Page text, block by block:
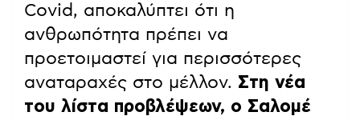
Covid, αποκαλύπτει ότι η
ανθρωπότητα πρέπει να
προετοιμαστεί για περισσότερες
αναταραχές στο μέλλον. Στη νέα
του λίστα προβλέψεων, ο Σαλομέ